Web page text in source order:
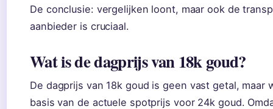
De conclusie: vergelijken loont, maar ook de
aanbieder is cruciaal.
Wat is de dagprijs van 18k goud?
De dagprijs van 18k goud is geen vast getal, maar
basis van de actuele spotprijs voor 24k goud.